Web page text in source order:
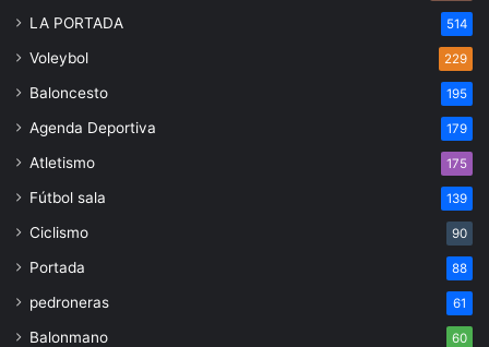
LA PORTADA 514
Voleybol 229
Baloncesto 195
Agenda Deportiva 179
Atletismo 175
Fútbol sala 139
Ciclismo 90
Portada 88
pedroneras 61
Balonmano 60